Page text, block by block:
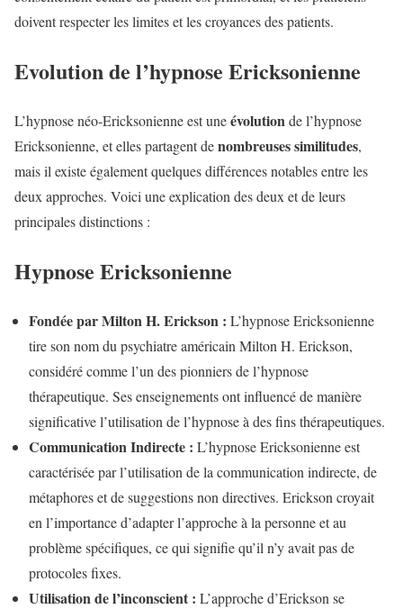
doivent respecter les limites et les croyances des patients.
Evolution de l’hypnose Ericksonienne
L’hypnose néo-Ericksonienne est uneévolutionde l’hypnose
Ericksonienne, et elles partagent denombreuses similitudes,
mais il existe également quelques différences notables entre les
deux approches. Voici une explication des deux et de leurs
principales distinctions :
Hypnose Ericksonienne
Fondée par Milton H. Erickson : L’hypnose Ericksonienne
tire son nom du psychiatre américain Milton H. Erickson,
considéré comme l’un des pionniers de l’hypnose
thérapeutique. Ses enseignements ont influencé de manière
significative l’utilisation de l’hypnose à des fins thérapeutiques.
Communication Indirecte : L’hypnose Ericksonienne est
caractérisée par l’utilisation de la communication indirecte, de
métaphores et de suggestions non directives. Erickson croyait
en l’importance d’adapter l’approche à la personne et au
problème spécifiques, ce qui signifie qu’il n’y avait pas de
protocoles fixes.
Utilisation de l’inconscient : L’approche d’Erickson se